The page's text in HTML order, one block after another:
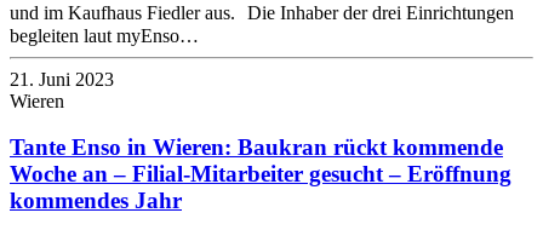
und im Kaufhaus Fiedler aus. Die Inhaber der drei Einrichtungen
begleiten laut myEnso…
21. Juni 2023
Wieren
Tante Enso in Wieren: Baukran rückt kommende
Woche an – Filial-Mitarbeiter gesucht – Eröffnung
kommendes Jahr